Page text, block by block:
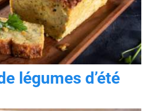
légumes d’été